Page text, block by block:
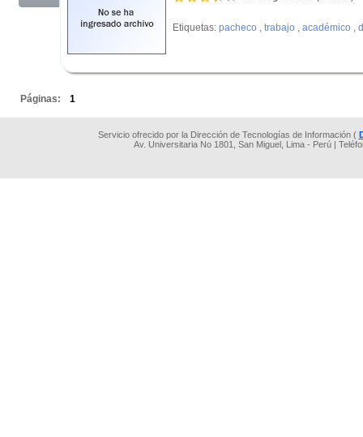
Etiquetas: pacheco , trabajo , académico ,
Páginas: 1
Servicio ofrecido por la Dirección de Tecnologías de Información (
Av. Universitaria No 1801, San Miguel, Lima - Perú |